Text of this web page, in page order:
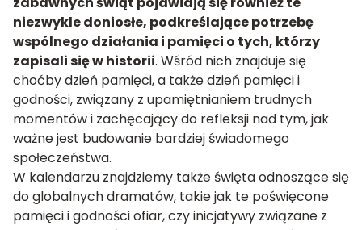
niezwykle doniosłe, podkreślające potrzebę
wspólnego działania i pamięci o tych, którzy
zapisali się w historii. Wśród nich znajduje się
choćby dzień pamięci, a także dzień pamięci i
godności, związany z upamiętnianiem trudnych
momentów i zachęcający do refleksji nad tym, jak
ważne jest budowanie bardziej świadomego
społeczeństwa.
W kalendarzu znajdziemy także święta odnoszące się
do globalnych dramatów, takie jak te poświęcone
pamięci i godności ofiar, czy inicjatywy związane z